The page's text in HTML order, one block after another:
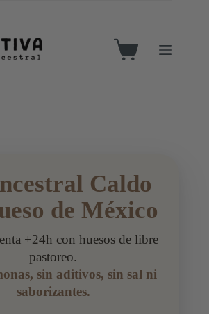
Caldo
de México
+24h con huesos de libre
pastoreo.
sin aditivos, sin sal ni
saborizantes.